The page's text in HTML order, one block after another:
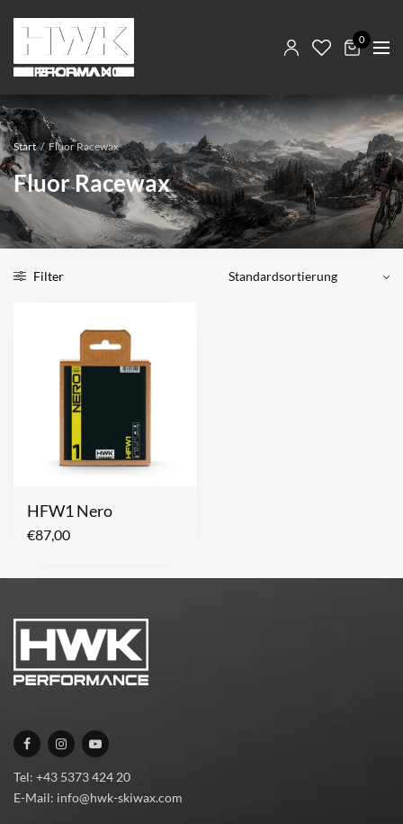
0
Start / Fluor Racewax
Fluor Racewax
Filter
HFW1 Nero
€87,00
Tel: +43 5373 424 20
E-Mail: info@hwk-skiwax.com